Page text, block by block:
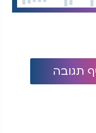
תגובה